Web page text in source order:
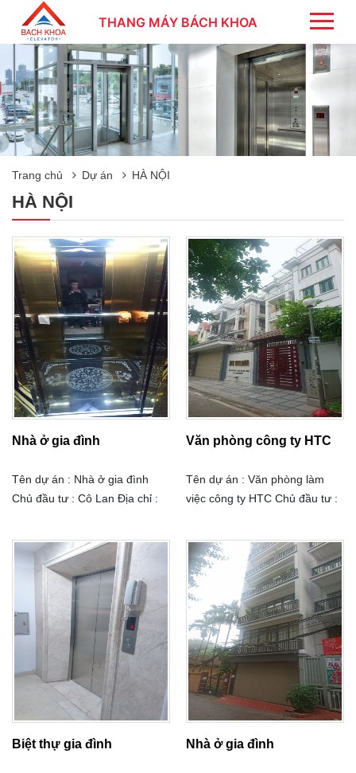
THANG MÁY BÁCH KHOA
Trang chủ Dự án HÀ NỘI
HÀ NỘI
Nhà ở gia đình
Tên dự án : Nhà ở gia đình
Chủ đầu tư : Cô Lan Địa chỉ :
Hà Nội Tải trọng : 350Kg Số
điểm dừng : 05 điểm dừng Tốc
độ : 60 m/s
Văn phòng công ty HTC
Tên dự án : Văn phòng làm
việc công ty HTC Chủ đầu tư :
Công nghệ cao HTC Địa chỉ :
Số 30BT1, X2 Bắc Linh Đàm,
Quận Hoàng Mai, TP Hà Nội
Tải trọng : 630Kg Số điểm
dừng : 05 điểm dừng Tốc độ :
60 m/s
Biệt thự gia đình Nhà ở gia đình